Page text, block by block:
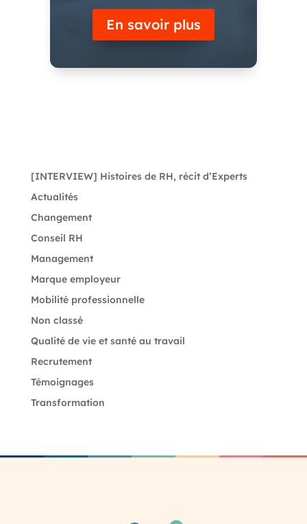
En savoir plus
[INTERVIEW] Histoires de RH, récit d’Experts
Actualités
Changement
Conseil RH
Management
Marque employeur
Mobilité professionnelle
Non classé
Qualité de vie et santé au travail
Recrutement
Témoignages
Transformation